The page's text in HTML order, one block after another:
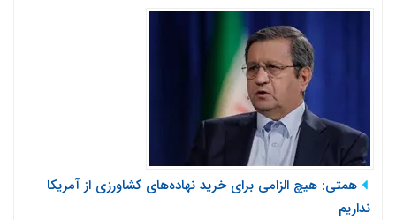
همتی: هیچ الزامی برای خرید نهاده‌های کشاورزی از آمریکا
نداریم